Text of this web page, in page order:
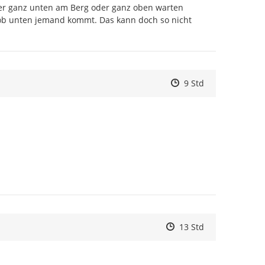
ganz unten am Berg oder ganz oben warten
unten jemand kommt. Das kann doch so nicht
Zeitpunkt des
Zeitpunkt des
9 StdZur Äußerung
Zeitpunkt des
Zeitpunkt des
13 StdZur Äußerung